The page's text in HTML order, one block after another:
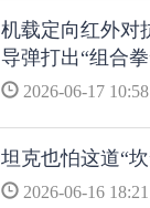
机载定向红外对
导弹打出“组合拳
2026-06-17 10:58
坦克也怕这道“坎
2026-06-16 18:21